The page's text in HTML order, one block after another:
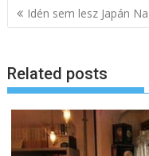
B
e
e
g
z
Idén sem lesz Japán
Related posts